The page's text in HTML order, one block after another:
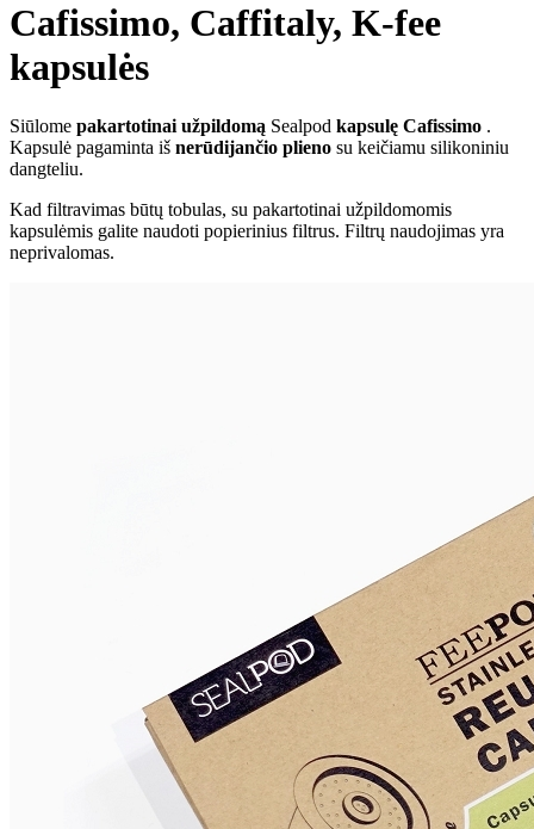
Cafissimo, Caffitaly, K-fee
kapsulės
Siūlome pakartotinai užpildomą Sealpod kapsulę Cafissimo .
Kapsulė pagaminta iš nerūdijančio plieno su keičiamu silikoniniu
dangteliu.
Kad filtravimas būtų tobulas, su pakartotinai užpildomomis
kapsulėmis galite naudoti popierinius filtrus. Filtrų naudojimas yra
neprivalomas.